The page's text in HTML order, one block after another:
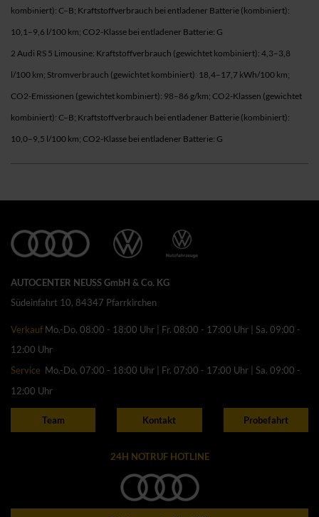
kombiniert): C–B; Kraftstoffverbrauch bei entladener Batterie (kombiniert):
10,1–9,6 l/100 km; CO2-Klasse bei entladener Batterie: G
2 Audi RS 5 Limousine: Kraftstoffverbrauch (gewichtet kombiniert): 4,3–3,8
l/100 km; Stromverbrauch (gewichtet kombiniert): 18,4–17,7 kWh/100 km;
CO2-Emissionen (gewichtet kombiniert): 98–86 g/km; CO2-Klassen (gewichtet
kombiniert): C–B; Kraftstoffverbrauch bei entladener Batterie (kombiniert):
10,0–9,5 l/100 km; CO2-Klasse bei entladener Batterie: G
AUTOCENTER NEUSS GmbH & Co. KG
Südeinfahrt 10, 84347 Pfarrkirchen
Verkauf Mo.-Do. 08:00 - 18:00 Uhr | Fr. 08:00 - 17:00 Uhr | Sa. 09:00 -
12:00 Uhr
Service Mo.-Do. 07:00 - 18:00 Uhr | Fr. 07:00 - 17:00 Uhr | Sa. 09:00 -
12:00 Uhr
Team Kontakt Probefahrt
24H NOTRUF HOTLINE